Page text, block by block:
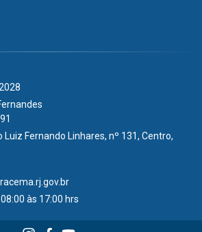
Fernando Linhares, nº 131, Centro,
às 17:00 hrs